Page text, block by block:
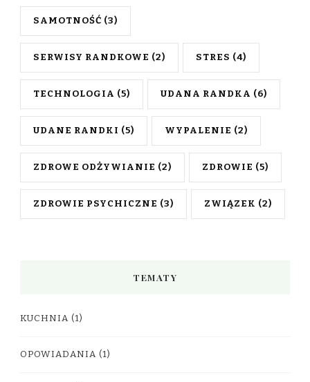
SAMOTNOŚĆ (3)
SERWISY RANDKOWE (2) STRES (4)
TECHNOLOGIA (5) UDANA RANDKA (6)
UDANE RANDKI (5) WYPALENIE (2)
ZDROWE ODŻYWIANIE (2) ZDROWIE (5)
ZDROWIE PSYCHICZNE (3) ZWIĄZEK (2)
TEMATY
KUCHNIA (1)
OPOWIADANIA (1)